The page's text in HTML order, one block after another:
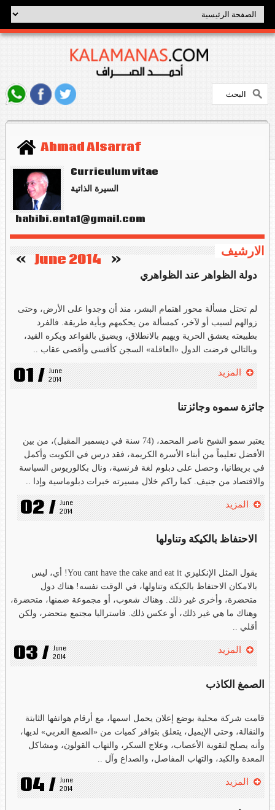
Ahmad Alsarraf
Curriculum vitae
السيرة الذاتية
habibi.enta1@gmail.com
الارشيف «
June 2014
»
دولة الظواهر عند الظواهري
لم تحتل مسألة محور اهتمام البشر، منذ أن وجدوا على الأرض، وحتى
زوالهم لسبب أو لآخر، كمسألة من يحكمهم وبأية طريقة. فالفرد
بطبيعته يعشق الحرية ويهيم بالانطلاق، ويضيق بالقواعد ويكره القيد،
وبالتالي فرضت الدول «العاقلة» السجن كأقسى وأقصى عقاب ..
01 / June
2014
المزيد
جائزة سموه وجائزتنا
يعتبر سمو الشيخ ناصر المحمد، (74 سنة في ديسمبر المقبل)، من بين
الأفضل تعليماً من أبناء الأسرة الكريمة، فقد درس في الكويت وأكمل
في بريطانيا، وحصل على دبلوم لغة فرنسية، ونال بكالوريوس السياسة
والاقتصاد من جنيف. كما راكم خلال مسيرته خبرات دبلوماسية وإدا ..
02 / June
2014
المزيد
الاحتفاظ بالكيكة وتناولها
يقول المثل الإنكليزي You cant have the cake and eat it! أي، ليس
بالامكان الاحتفاظ بالكيكة وتناولها، في الوقت نفسه! هناك دول
متحضرة، وأخرى غير ذلك. وهناك شعوب، أو مجموعة ضمنها، متحضرة،
وهناك ما هي غير ذلك، أو عكس ذلك. فاستراليا مجتمع متحضر، ولكن
أقلي ..
03 / June
2014
المزيد
الصمغ الكاذب
قامت شركة محلية بوضع إعلان يحمل اسمها، مع أرقام هواتفها الثابتة
والنقالة، وحتى الإيميل، يتعلق بتوافر كميات من «الصمغ العربي» لديها،
وأنه يصلح لتقوية الأعصاب، وعلاج السكر، والتهاب القولون، ومشاكل
المعدة والكبد، والتهاب المفاصل، والصداع وآل ..
04 / June
2014
المزيد